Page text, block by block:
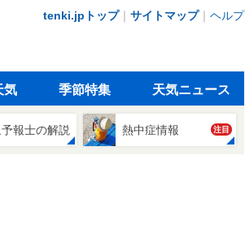
tenki.jpトップ｜ サイトマップ｜ ヘルプ
気 季節特集 天気ニュース
報士の解説 熱中症情報 注目